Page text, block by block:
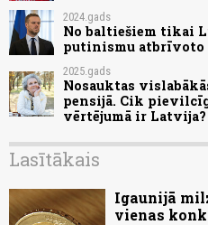
2024.gads
No baltiešiem tikai
putinismu atbrīvoto
2025.gads
Nosauktas
pensijā. Cik
vērtējumā ir Latvija?
Lasītākais
Igaunijā
vienas